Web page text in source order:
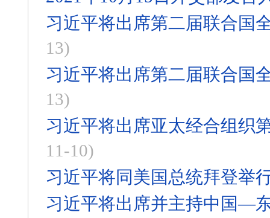
习近平将出席第二届联合国
13)
习近平将出席第二届联合国
13)
习近平将出席亚太经合组织
11-10)
习近平将同美国总统拜登举
习近平将出席并主持中国—